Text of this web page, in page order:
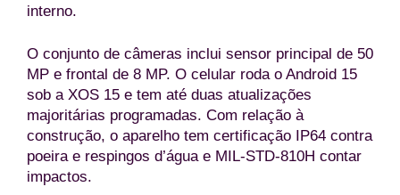
interno.
O conjunto de câmeras inclui sensor principal de 50
MP e frontal de 8 MP. O celular roda o Android 15
sob a XOS 15 e tem até duas atualizações
majoritárias programadas. Com relação à
construção, o aparelho tem certificação IP64 contra
poeira e respingos d’água e MIL-STD-810H contar
impactos.